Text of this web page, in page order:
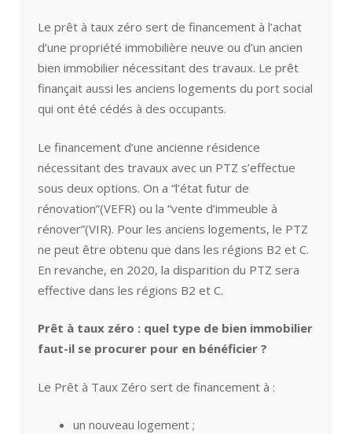
Le prêt à taux zéro sert de financement à l’achat
d’une propriété immobilière neuve ou d’un ancien
bien immobilier nécessitant des travaux. Le prêt
finançait aussi les anciens logements du port social
qui ont été cédés à des occupants.
Le financement d’une ancienne résidence
nécessitant des travaux avec un PTZ s’effectue
sous deux options. On a “l’état futur de
rénovation”(VEFR) ou la “vente d’immeuble à
rénover”(VIR). Pour les anciens logements, le PTZ
ne peut être obtenu que dans les régions B2 et C.
En revanche, en 2020, la disparition du PTZ sera
effective dans les régions B2 et C.
Prêt à taux zéro : quel type de bien immobilier
faut-il se procurer pour en bénéficier ?
Le Prêt à Taux Zéro sert de financement à :
un nouveau logement ;